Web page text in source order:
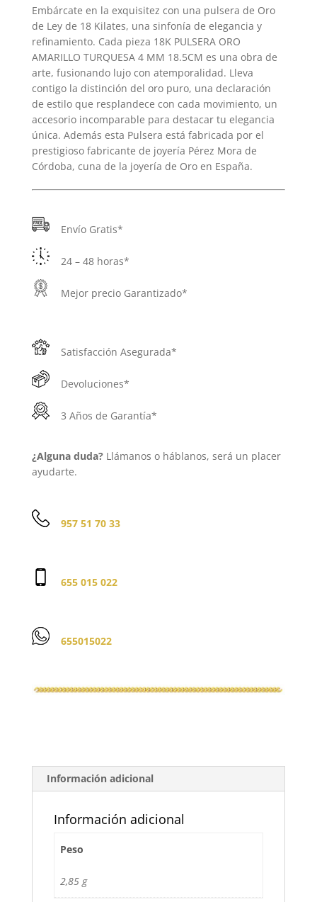
TURQUESA
4
MM
18.5CM
cantidad
Embárcate en la exquisitez con una pulsera de Oro
de Ley de 18 Kilates, una sinfonía de elegancia y
refinamiento. Cada pieza 18K PULSERA ORO
AMARILLO TURQUESA 4 MM 18.5CM es una obra de
arte, fusionando lujo con atemporalidad. Lleva
contigo la distinción del oro puro, una declaración
de estilo que resplandece con cada movimiento, un
accesorio incomparable para destacar tu elegancia
única. Además esta Pulsera está fabricada por el
prestigioso fabricante de joyería Pérez Mora de
Córdoba, cuna de la joyería de Oro en España.
Envío Gratis*
24 – 48 horas*
Mejor precio Garantizado*
Satisfacción Asegurada*
Devoluciones*
3 Años de Garantía*
¿Alguna duda?Llámanos o háblanos, será un placer
ayudarte.
957 51 70 33
655 015 022
655015022
Información adicional
Información adicional
Peso
2,85 g